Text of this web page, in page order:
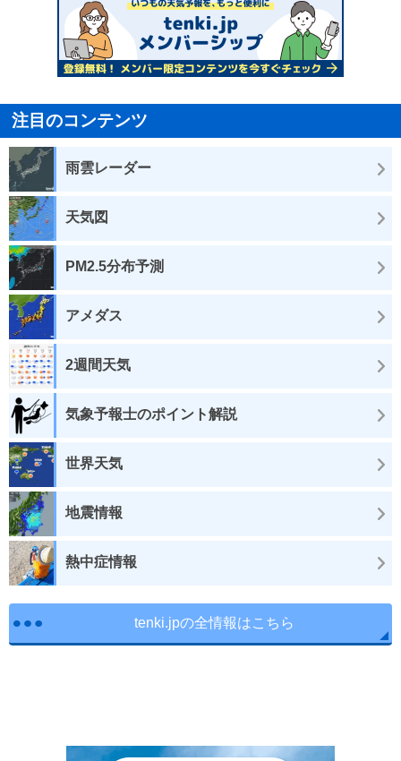
注目のコンテンツ
雨雲レーダー
天気図
PM2.5分布予測
アメダス
2週間天気
気象予報士のポイント解説
世界天気
地震情報
熱中症情報
tenki.jpの全情報はこちら